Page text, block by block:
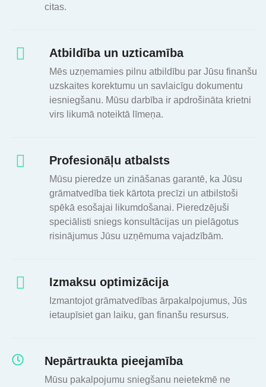
citas.
Atbildība un uzticamība
Mēs uzņemamies pilnu atbildību par Jūsu finanšu
uzskaites korektumu un savlaicīgu dokumentu
iesniegšanu. Mūsu darbība ir apdrošināta krietni
virs likumā noteiktā līmeņa.
Profesionāļu atbalsts
Mūsu pieredze un zināšanas garantē, ka Jūsu
grāmatvedība tiek kārtota precīzi un atbilstoši
spēkā esošajai likumdošanai. Pieredzējuši
speciālisti sniegs konsultācijas un pielāgotus
risinājumus Jūsu uzņēmuma vajadzībām.
Izmaksu optimizācija
Izmantojot grāmatvedības ārpakalpojumus, Jūs
ietaupīsiet gan laiku, gan finanšu resursus.
Nepārtraukta pieejamība
Mūsu pakalpojumu sniegšanu neietekmē ne